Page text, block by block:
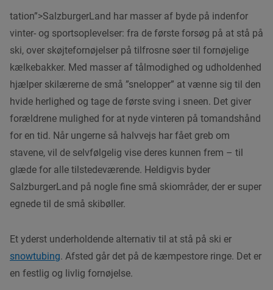
tation”>SalzburgerLand har masser af byde på indenfor
vinter- og sportsoplevelser: fra de første forsøg på at stå på
ski, over skøjtefornøjelser på tilfrosne søer til fornøjelige
kælkebakker. Med masser af tålmodighed og udholdenhed
hjælper skilærerne de små ”snelopper” at vænne sig til den
hvide herlighed og tage de første sving i sneen. Det giver
forældrene mulighed for at nyde vinteren på tomandshånd
for en tid. Når ungerne så halvvejs har fået greb om
stavene, vil de selvfølgelig vise deres kunnen frem – til
glæde for alle tilstedeværende. Heldigvis byder
SalzburgerLand på nogle fine små skiområder, der er super
egnede til de små skibøller.
Et yderst underholdende alternativ til at stå på ski er
snowtubing. Afsted går det på de kæmpestore ringe. Det er
en festlig og livlig fornøjelse.